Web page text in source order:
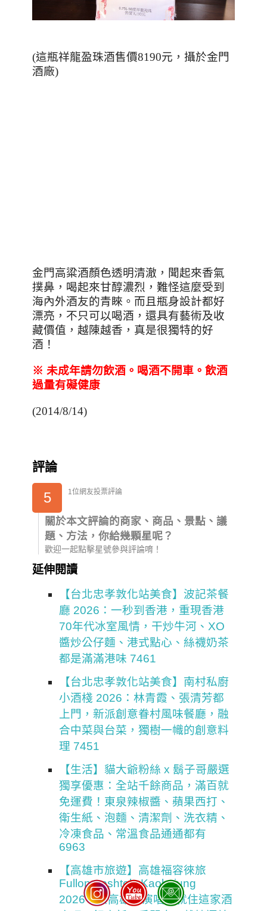
(這瓶祥龍盈珠酒售價8190元，攝於金門
酒廠)
金門高粱酒顏色透明清澈，聞起來香氣
撲鼻，喝起來甘醇濃烈，難怪這麼受到
海內外酒友的青睞。而且瓶身設計都好
漂亮，不只可以喝酒，還具有藝術及收
藏價值，越陳越香，真是很獨特的好
酒！
※ 未成年請勿飲酒 。喝酒不開車。飲酒
過量有礙健康
(2014/8/14)
評論
5 1位網友投票評論
關於本文評論的商家、商品、景點、議
題、方法，你給幾顆星呢？
歡迎一起點擊星號參與評論唷！
延伸閱讀
【台北忠孝敦化站美食】波記茶餐
廳 2026：一秒到香港，重現香港
70年代冰室風情，干炒牛河、XO
醬炒公仔麵、港式點心、絲襪奶茶
都是滿滿港味 7461
【台北忠孝敦化站美食】南村私廚
小酒棧 2026：林青霞、張清芳都
上門，新派創意眷村風味餐廳，融
合中菜與台菜，獨樹一幟的創意料
理 7451
【生活】貓大爺粉絲 x 鬍子哥嚴選
獨享優惠：全站千餘商品，滿百就
免運費！東泉辣椒醬、蘋果西打、
衛生紙、泡麵、清潔劑、洗衣精、
冷凍食品、常溫食品通通都有
6963
【高雄市旅遊】高雄福容徠旅
Fullon-poshtels Kaohsiung
2026：去高雄聽演唱會就住這家酒